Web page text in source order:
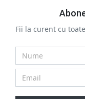
Fii la curent cu